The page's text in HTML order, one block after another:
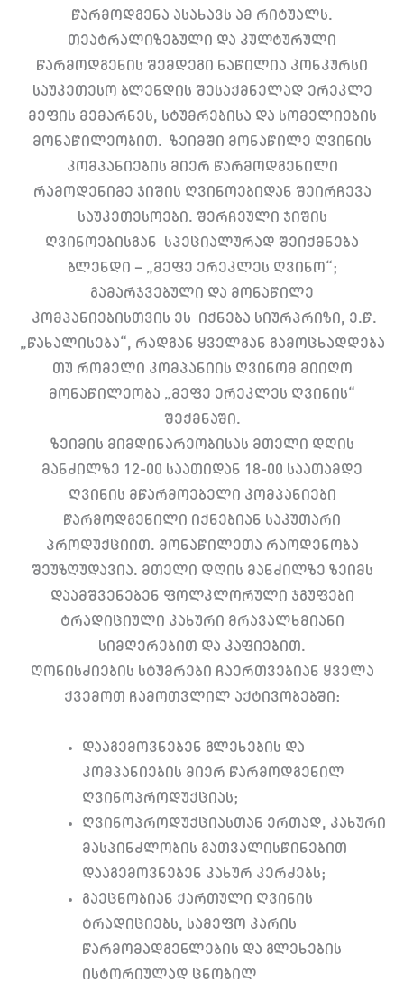
წარმოდგენა ასახავს ამ რიტუალს.
თეატრალიზებული და კულტურული
წარმოდგენის შემდეგი ნაწილია კონკურსი
საუკეთესო ბლენდის შესაქმნელად ერეკლე
მეფის მემარნეს, სტუმრებისა და სომელიების
მონაწილეობით. ზეიმში მონაწილე ღვინის
კომპანიების მიერ წარმოდგენილი
რამოდენიმე ჯიშის ღვინოებიდან შეირჩევა
საუკეთესოები. შერჩეული ჯიშის
ღვინოებისგან სპეციალურად შეიქმნება
ბლენდი – „მეფე ერეკლეს ღვინო“;
გამარჯვებული და მონაწილე
კომპანიებისთვის ეს იქნება სიურპრიზი, ე.წ.
„წახალისება“, რადგან ყველგან გამოცხადდება
თუ რომელი კომპანიის ღვინომ მიიღო
მონაწილეობა „მეფე ერეკლეს ღვინის“
შექმნაში.
ზეიმის მიმდინარეობისას მთელი დღის
მანძილზე 12-00 საათიდან 18-00 საათამდე
ღვინის მწარმოებელი კომპანიები
წარმოდგენილი იქნებიან საკუთარი
პროდუქციით. მონაწილეთა რაოდენობა
შეუზღუდავია. მთელი დღის მანძილზე ზეიმს
დაამშვენებენ ფოლკლორული ჯგუფები
ტრადიციული კახური მრავალხმიანი
სიმღერებით და კაფიებით.
ღონისძიების სტუმრები ჩაერთვებიან ყველა
ქვემოთ ჩამოთვლილ აქტივობებში:
დააგემოვნებენ გლეხების და
კომპანიების მიერ წარმოდგენილ
ღვინოპროდუქციას;
ღვინოპროდუქციასთან ერთად, კახური
მასპინძლობის გათვალისწინებით
დააგემოვნებენ კახურ კერძებს;
გაეცნობიან ქართული ღვინის
ტრადიციებს, სამეფო კარის
წარმომადგენლების და გლეხების
ისტორიულად ცნობილ